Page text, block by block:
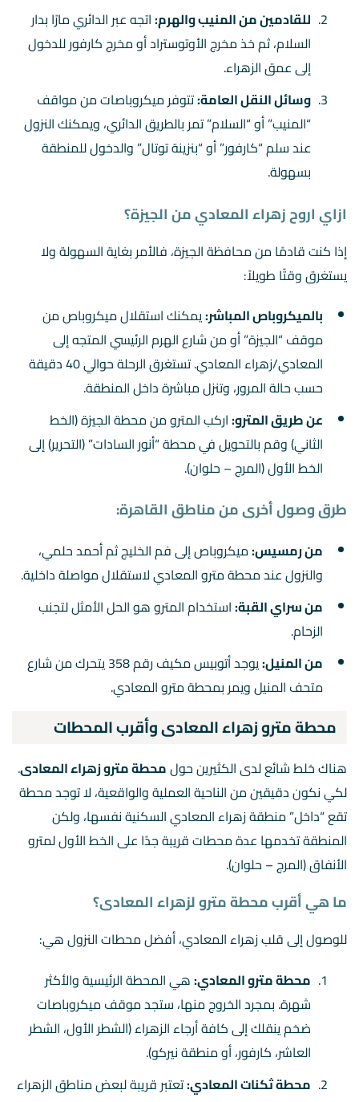
للقادمين من المنيب والهرم:اتجه عبر الدائري مارًا بدار
السلام، ثم خذ مخرج الأوتوستراد أو مخرج كارفور للدخول
إلى عمق الزهراء.
وسائل النقل العامة:تتوفر ميكروباصات من مواقف
“المنيب” أو “السلام” تمر بالطريق الدائري، ويمكنك النزول
عند سلم “كارفور” أو “بنزينة توتال” والدخول للمنطقة
بسهولة.
ازاي اروح زهراء المعادي من الجيزة؟
إذا كنت قادمًا من محافظة الجيزة، فالأمر بغاية السهولة ولا
يستغرق وقتًا طويلاً:
بالميكروباص المباشر:يمكنك استقلال ميكروباص من
موقف “الجيزة” أو من شارع الهرم الرئيسي المتجه إلى
المعادي/زهراء المعادي. تستغرق الرحلة حوالي 40 دقيقة
حسب حالة المرور، وتنزل مباشرة داخل المنطقة.
عن طريق المترو:اركب المترو من محطة الجيزة (الخط
الثاني) وقم بالتحويل في محطة “أنور السادات” (التحرير) إلى
الخط الأول (المرج – حلوان).
طرق وصول أخرى من مناطق القاهرة:
من رمسيس:ميكروباص إلى فم الخليج ثم أحمد حلمي،
والنزول عند محطة مترو المعادي لاستقلال مواصلة داخلية.
من سراي القبة:استخدام المترو هو الحل الأمثل لتجنب
الزحام.
من المنيل:
يوجد أتوبيس مكيف رقم 358 يتحرك من شارع
متحف المنيل ويمر بمحطة مترو المعادي.
محطة مترو زهراء المعادى وأقرب المحطات
هناك خلط شائع لدى الكثيرين حولمحطة مترو زهراء المعادى.
لكي نكون دقيقين من الناحية العملية والواقعية، لا توجد محطة
تقع “داخل” منطقة زهراء المعادي السكنية نفسها، ولكن
المنطقة تخدمها عدة محطات قريبة جدًا على الخط الأول لمترو
الأنفاق (المرج – حلوان).
ما هي أقرب محطة مترو لزهراء المعادى؟
للوصول إلى قلب زهراء المعادي، أفضل محطات النزول هي:
محطة مترو المعادي:هي المحطة الرئيسية والأكثر
شهرة. بمجرد الخروج منها، ستجد موقف ميكروباصات
ضخم ينقلك إلى كافة أرجاء الزهراء (الشطر الأول، الشطر
العاشر، كارفور، أو منطقة نيركو).
محطة ثكنات المعادي:تعتبر قريبة لبعض مناطق الزهراء